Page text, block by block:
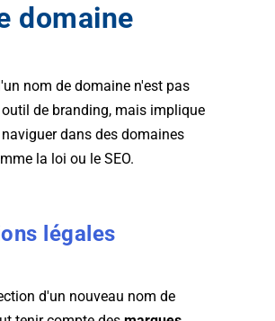
domaine
nom de domaine n'est pas
de branding, mais implique
dans des domaines
la loi ou le SEO.
légales
d'un nouveau nom de